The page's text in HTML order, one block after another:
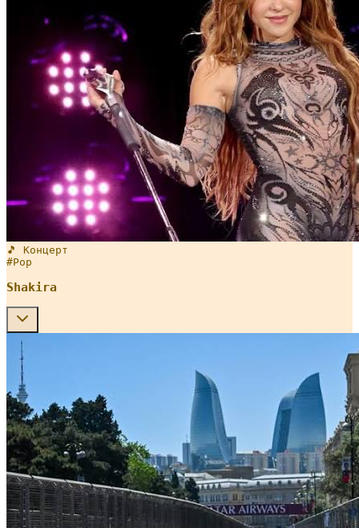
🎵 Концерт
#Pop
Shakira